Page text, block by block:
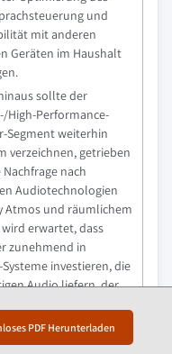
PDF Herunterladen
und
mit anderen
Geräten im Haushalt
sollte der
High-Performance-
Segment weiterhin
verzeichnen, getrieben
nach
Audiotechnologien
Atmos und räumlichem
wird erwartet, dass
zunehmend in
investieren, die
Audio liefern, der
zu Hause zu